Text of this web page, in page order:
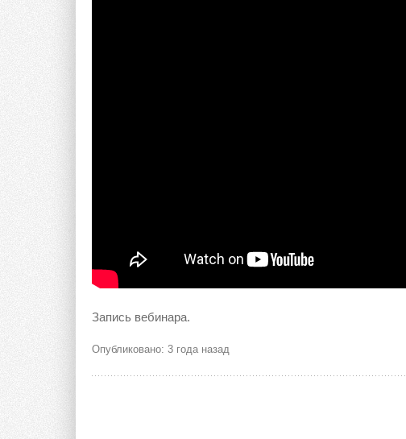
Запись вебинара.
Опубликовано: 3 года назад